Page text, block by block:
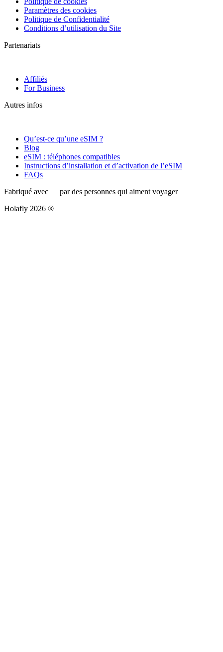
Paramètres des cookies
Politique de Confidentialité
Conditions d’utilisation du Site
Partenariats
Affiliés
For Business
Autres infos
Qu’est-ce qu’une eSIM ?
Blog
eSIM : téléphones compatibles
Instructions d’installation et d’activation de l’eSIM
FAQs
Fabriqué avec
par des personnes qui aiment voyager
Holafly 2026 ®